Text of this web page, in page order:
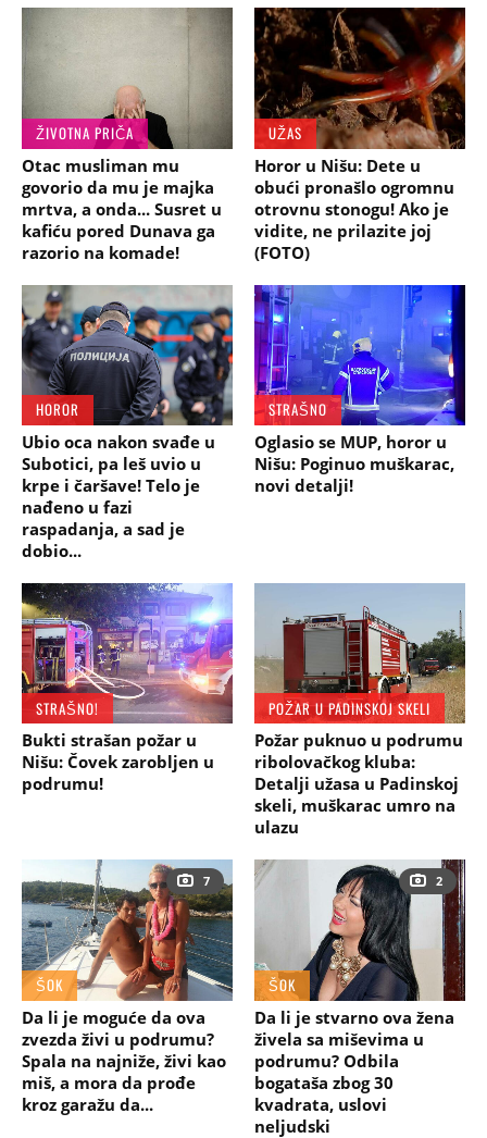
ŽIVOTNA PRIČA
Otac musliman mu
govorio da mu je majka
mrtva, a onda... Susret u
kafiću pored Dunava ga
razorio na komade!
UŽAS
Horor u Nišu: Dete u
obući pronašlo ogromnu
otrovnu stonogu! Ako je
vidite, ne prilazite joj
(FOTO)
HOROR
Ubio oca nakon svađe u
Subotici, pa leš uvio u
krpe i čaršave! Telo je
nađeno u fazi
raspadanja, a sad je
dobio...
STRAŠNO
Oglasio se MUP, horor u
Nišu: Poginuo muškarac,
novi detalji!
STRAŠNO!
Bukti strašan požar u
Nišu: Čovek zarobljen u
podrumu!
POŽAR U PADINSKOJ SKELI
Požar puknuo u podrumu
ribolovačkog kluba:
Detalji užasa u Padinskoj
skeli, muškarac umro na
ulazu
7
ŠOK
Da li je moguće da ova
zvezda živi u podrumu?
Spala na najniže, živi kao
miš, a mora da prođe
kroz garažu da...
2
ŠOK
Da li je stvarno ova žena
živela sa miševima u
podrumu? Odbila
bogataša zbog 30
kvadrata, uslovi
neljudski